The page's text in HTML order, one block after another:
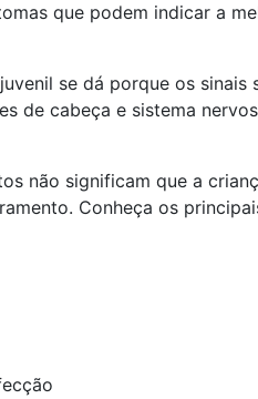
que podem indicar a
se dá porque os sinais
de cabeça e sistema
não significam que a
Conheça os